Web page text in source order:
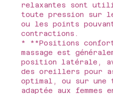
relaxantes sont
toute pression sur
ou les points
contractions.
* **Positions
massage est
position latérale,
des oreillers pour
optimal, ou sur une
adaptée aux femmes